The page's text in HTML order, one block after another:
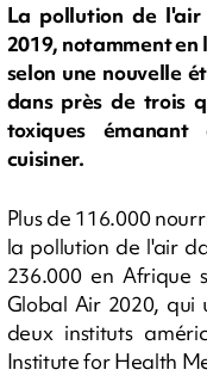
La pollution de l'air
2019, notamment
selon une nouvelle
dans près de trois
toxiques
cuisiner.
Plus de 116.000
la pollution de l'air
236.000 en Afrique
Global Air 2020, qui
deux instituts
Institute for Health